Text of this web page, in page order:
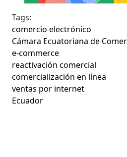
Tags:
comercio electrónico
Cámara Ecuatoriana de
e-commerce
reactivación comercial
comercialización en línea
ventas por internet
Ecuador